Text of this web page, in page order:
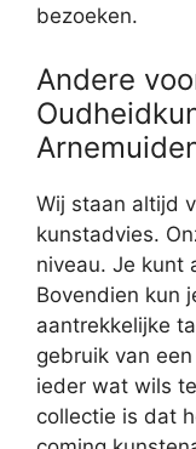
bezoeken.
Andere
Wij staan altijd
kunstadvies.
niveau. Je kunt
Bovendien kun
aantrekkelijke
gebruik van
ieder wat wils
collectie is dat